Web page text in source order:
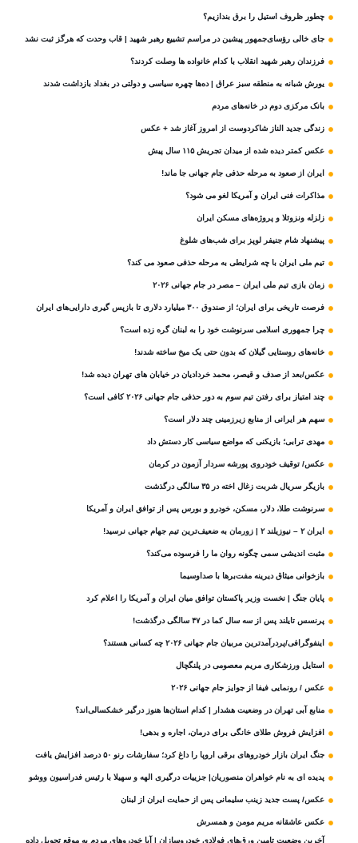
چطور ظروف استیل را برق بندازیم؟
جای خالی رؤسای‌جمهور پیشین در مراسم تشییع رهبر شهید | قاب وحدت که هرگز ثبت نشد
فرزندان رهبر شهید انقلاب با کدام خانواده ها وصلت کردند؟
یورش شبانه به منطقه سبز عراق | ده‌ها چهره سیاسی و دولتی در بغداد بازداشت شدند
بانک مرکزی دوم در خانه‌های مردم
زندگی جدید الناز شاکردوست از امروز آغاز شد + عکس
عکس کمتر دیده شده از میدان تجریش ۱۱۵ سال پیش
ایران از صعود به مرحله حذفی جام جهانی جا ماند!
مذاکرات فنی ایران و آمریکا لغو می شود؟
زلزله ونزوئلا و پروژه‌های مسکن ایران
پیشنهاد شام جنیفر لوپز برای شب‌های شلوغ
تیم ملی ایران با چه شرایطی به مرحله حذفی صعود می کند؟
زمان بازی تیم ملی ایران – مصر در جام جهانی ۲۰۲۶
فرصت تاریخی برای ایران؛ از صندوق ۳۰۰ میلیارد دلاری تا بازپس گیری دارایی‌های ایران
چرا جمهوری اسلامی سرنوشت خود را به لبنان گره زده است؟
خانه‌های روستایی گیلان که بدون حتی یک میخ ساخته شدند!
عکس/بعد از صدف و قیصر، محمد خردادیان در خیابان های تهران دیده شد!
چند امتیاز برای رفتن تیم سوم به دور حذفی جام جهانی ۲۰۲۶ کافی است؟
سهم هر ایرانی از منابع زیرزمینی چند دلار است؟
مهدی ترابی؛ بازیکنی که مواضع سیاسی‌ کار دستش داد
عکس/ توقیف خودروی پورشه سردار آزمون در کرمان
بازیگر سریال شربت زغال‌ اخته در ۳۵ سالگی درگذشت
سرنوشت طلا، دلار، مسکن، خودرو و بورس پس از توافق ایران و آمریکا
ایران ۲ – نیوزیلند ۲ | زورمان به ضعیف‌ترین تیم جهام جهانی نرسید!
مثبت‌ اندیشی سمی چگونه روان ما را فرسوده می‌کند؟
بازخوانی میثاق دیرینه مفت‌برها با صداوسیما
پایان جنگ | نخست وزیر پاکستان توافق میان ایران و آمریکا را اعلام کرد
پرنسس تایلند پس از سه سال کما در ۴۷ سالگی درگذشت!
اینفوگرافی/پردرآمدترین مربیان جام جهانی ۲۰۲۶ چه کسانی هستند؟
استایل ورزشکاری مریم معصومی در پلنگچال
عکس / رونمایی فیفا از جوایز جام جهانی ۲۰۲۶
منابع آبی تهران در وضعیت هشدار | کدام استان‌ها هنوز درگیر خشکسالی‌اند؟
افزایش فروش طلای خانگی برای درمان، اجاره و بدهی!
جنگ ایران بازار خودروهای برقی اروپا را داغ کرد؛ سفارشات رنو ۵۰ درصد افزایش یافت
پدیده ای به نام خواهران منصوریان| جزییات درگیری الهه و سهیلا با رئیس فدراسیون ووشو
عکس/ پست جدید زینب سلیمانی پس از حمایت ایران از لبنان
عکس عاشقانه مریم مومن و همسرش
آخرین وضعیت تامین ورق‌های فولادی خودروسازان | آیا خودروهای مردم به موقع تحویل داده